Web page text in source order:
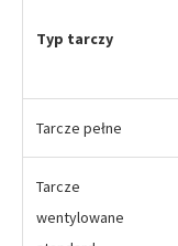
Typ tarczy
Tarcze pełne
Tarcze
wentylowane